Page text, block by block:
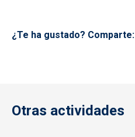
¿Te ha gustado? Comparte:
Otras actividades